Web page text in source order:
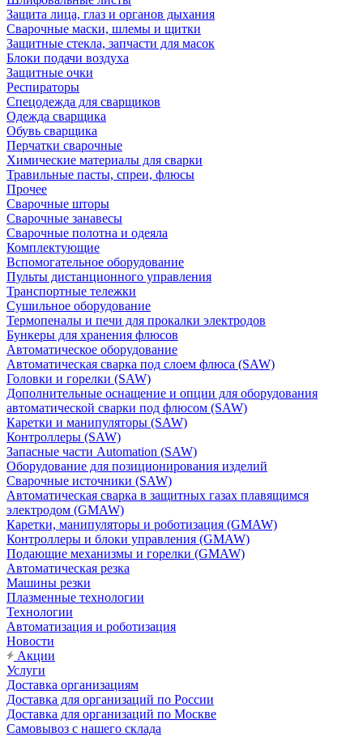
Защита лица, глаз и органов дыхания
Сварочные маски, шлемы и щитки
Защитные стекла, запчасти для масок
Блоки подачи воздуха
Защитные очки
Респираторы
Спецодежда для сварщиков
Одежда сварщика
Обувь сварщика
Перчатки сварочные
Химические материалы для сварки
Травильные пасты, спреи, флюсы
Прочее
Сварочные шторы
Сварочные занавесы
Сварочные полотна и одеяла
Комплектующие
Вспомогательное оборудование
Пульты дистанционного управления
Транспортные тележки
Сушильное оборудование
Термопеналы и печи для прокалки электродов
Бункеры для хранения флюсов
Автоматическое оборудование
Автоматическая сварка под слоем флюса (SAW)
Головки и горелки (SAW)
Дополнительные оснащение и опции для оборудования
автоматической сварки под флюсом (SAW)
Каретки и манипуляторы (SAW)
Контроллеры (SAW)
Запасные части Automation (SAW)
Оборудование для позиционирования изделий
Сварочные источники (SAW)
Автоматическая сварка в защитных газах плавящимся
электродом (GMAW)
Каретки, манипуляторы и роботизация (GMAW)
Контроллеры и блоки управления (GMAW)
Подающие механизмы и горелки (GMAW)
Автоматическая резка
Машины резки
Плазменные технологии
Технологии
Автоматизация и роботизация
Новости
Акции
Услуги
Доставка организациям
Доставка для организаций по России
Доставка для организаций по Москве
Самовывоз с нашего склада